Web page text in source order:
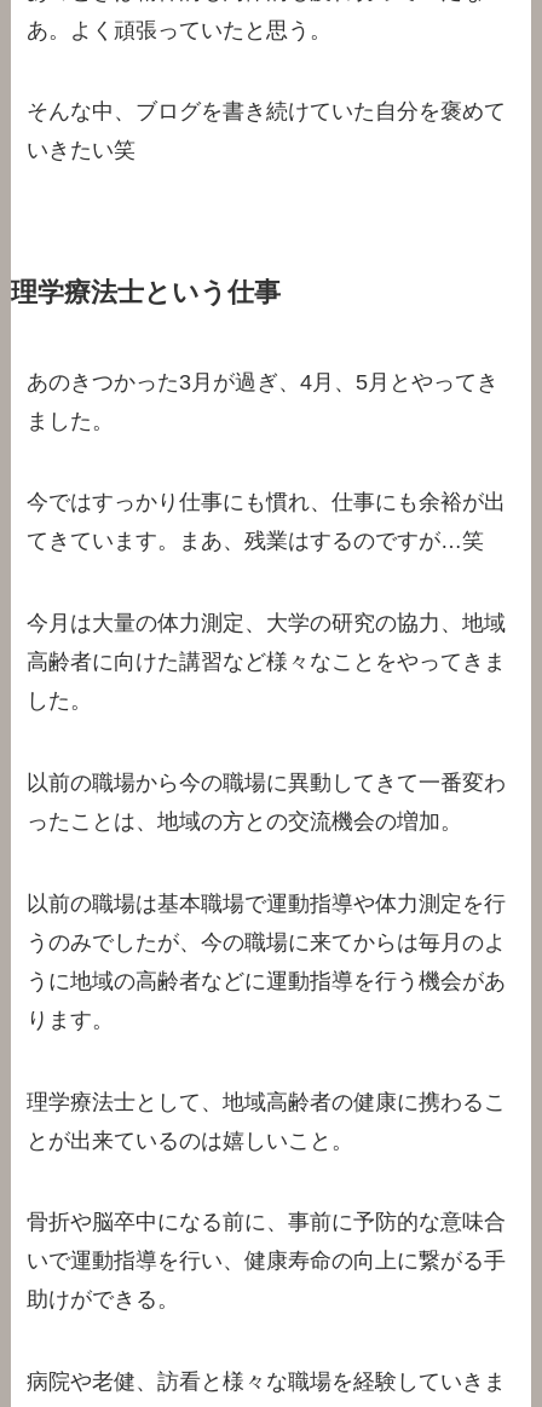
あ。よく頑張っていたと思う。
そんな中、ブログを書き続けていた自分を褒めて
いきたい笑
理学療法士という仕事
あのきつかった3月が過ぎ、4月、5月とやってき
ました。
今ではすっかり仕事にも慣れ、仕事にも余裕が出
てきています。まあ、残業はするのですが…笑
今月は大量の体力測定、大学の研究の協力、地域
高齢者に向けた講習など様々なことをやってきま
した。
以前の職場から今の職場に異動してきて一番変わ
ったことは、地域の方との交流機会の増加。
以前の職場は基本職場で運動指導や体力測定を行
うのみでしたが、今の職場に来てからは毎月のよ
うに地域の高齢者などに運動指導を行う機会があ
ります。
理学療法士として、地域高齢者の健康に携わるこ
とが出来ているのは嬉しいこと。
骨折や脳卒中になる前に、事前に予防的な意味合
いで運動指導を行い、健康寿命の向上に繋がる手
助けができる。
病院や老健、訪看と様々な職場を経験していきま